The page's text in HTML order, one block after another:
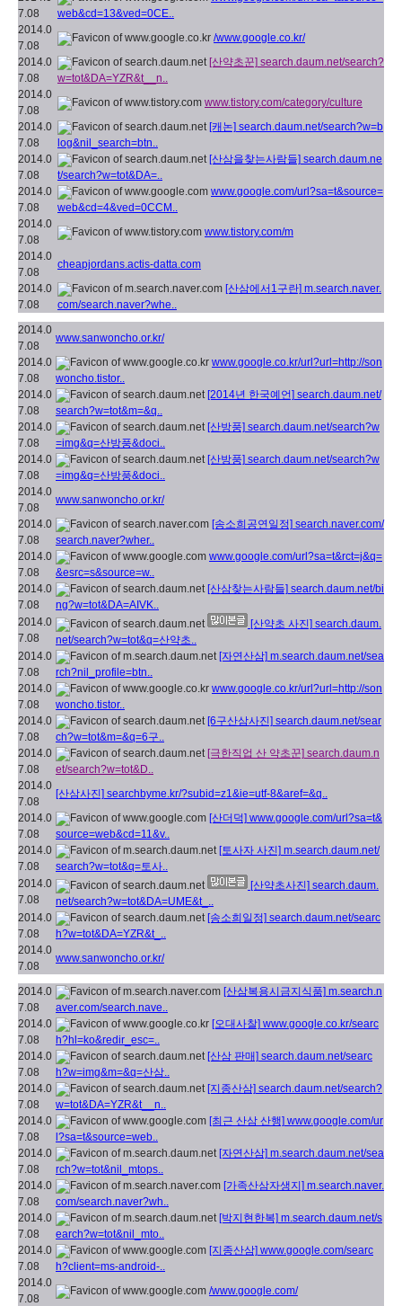
7.08
web&cd=13&ved=0CE..
2014.0
7.08
/www.google.co.kr/
2014.0
7.08
[산약초꾼] search.daum.net/search?
w=tot&DA=YZR&t__n..
2014.0
7.08
www.tistory.com/category/culture
2014.0
7.08
[캐논] search.daum.net/search?w=b
log&nil_search=btn..
2014.0
7.08
[산삼을찾는사람들] search.daum.ne
t/search?w=tot&DA=..
2014.0
7.08
www.google.com/url?sa=t&source=
web&cd=4&ved=0CCM..
2014.0
7.08
www.tistory.com/m
2014.0
7.08
cheapjordans.actis-datta.com
2014.0
7.08
[산삼에서1구란] m.search.naver.
com/search.naver?whe..
2014.0
7.08
www.sanwoncho.or.kr/
2014.0
7.08
www.google.co.kr/url?url=http://son
woncho.tistor..
2014.0
7.08
[2014년 한국예언] search.daum.net/
search?w=tot&m=&q..
2014.0
7.08
[산방풍] search.daum.net/search?w
=img&q=산방풍&doci..
2014.0
7.08
[산방풍] search.daum.net/search?w
=img&q=산방풍&doci..
2014.0
7.08
www.sanwoncho.or.kr/
2014.0
7.08
[송소희공연일정] search.naver.com/
search.naver?wher..
2014.0
7.08
www.google.com/url?sa=t&rct=j&q=
&esrc=s&source=w..
2014.0
7.08
[산삼찾는사람들] search.daum.net/bi
ng?w=tot&DA=AIVK..
2014.0
7.08
[산약초 사진] search.daum.
net/search?w=tot&q=산약초..
2014.0
7.08
[자연산삼] m.search.daum.net/sea
rch?nil_profile=btn..
2014.0
7.08
www.google.co.kr/url?url=http://son
woncho.tistor..
2014.0
7.08
[6구산삼사진] search.daum.net/sear
ch?w=tot&m=&q=6구..
2014.0
7.08
[극한직업 산 약초꾼] search.daum.n
et/search?w=tot&D..
2014.0
7.08
[산삼사진] searchbyme.kr/?subid=z1&ie=utf-8&aref=&q..
2014.0
7.08
[산더덕] www.google.com/url?sa=t&
source=web&cd=11&v..
2014.0
7.08
[토사자 사진] m.search.daum.net/
search?w=tot&q=토사..
2014.0
7.08
[산약초사진] search.daum.
net/search?w=tot&DA=UME&t_..
2014.0
7.08
[송소희일정] search.daum.net/searc
h?w=tot&DA=YZR&t_..
2014.0
7.08
www.sanwoncho.or.kr/
2014.0
7.08
[산삼복용시금지식품] m.search.n
aver.com/search.nave..
2014.0
7.08
[오대사찰] www.google.co.kr/searc
h?hl=ko&redir_esc=..
2014.0
7.08
[산삼 판매] search.daum.net/searc
h?w=img&m=&q=산삼..
2014.0
7.08
[지종산삼] search.daum.net/search?
w=tot&DA=YZR&t__n..
2014.0
7.08
[최근 산삼 산행] www.google.com/ur
l?sa=t&source=web..
2014.0
7.08
[자연산삼] m.search.daum.net/sea
rch?w=tot&nil_mtops..
2014.0
7.08
[가족산삼자생지] m.search.naver.
com/search.naver?wh..
2014.0
7.08
[박지현한복] m.search.daum.net/s
earch?w=tot&nil_mto..
2014.0
7.08
[지종산삼] www.google.com/searc
h?client=ms-android-..
2014.0
7.08
/www.google.com/